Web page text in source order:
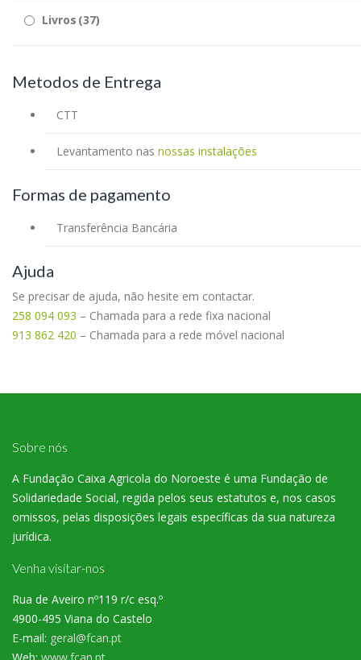
Livros (37)
Metodos de Entrega
CTT
Levantamento nas nossas instalações
Formas de pagamento
Transferência Bancária
Ajuda
Se precisar de ajuda, não hesite em contactar.
258 094 093 – Chamada para a rede fixa nacional
913 862 420 – Chamada para a rede móvel nacional
Sobre nós
A Fundação Caixa Agricola do Noroeste é uma Fundação de
Solidariedade Social, regida pelos seus estatutos e, nos casos
omissos, pelas disposições legais específicas da sua natureza
jurídica.
Venha visitar-nos
Rua de Aveiro nº119 r/c esq.º
4900-495 Viana do Castelo
E-mail: geral@fcan.pt